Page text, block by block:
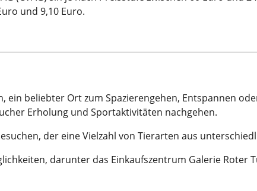
und 9,10 Euro.
ein beliebter Ort zum Spazierengehen, Entspannen
Erholung und Sportaktivitäten nachgehen.
der eine Vielzahl von Tierarten aus
darunter das Einkaufszentrum Galerie Roter